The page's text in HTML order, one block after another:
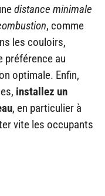
distance minimale
, comme
les couloirs,
préférence au
optimale. Enfin,
installez un
, en particulier à
vite les occupants